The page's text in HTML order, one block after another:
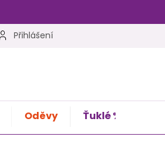
Přihlášení
Oděvy Ťuklé %